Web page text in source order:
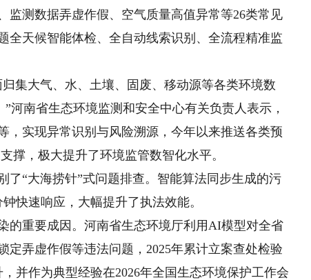
监测数据弄虚作假、空气质量高值异常等26类常见
全天候智能体检、全自动线索识别、全流程精准监
大气、水、土壤、固废、移动源等各类环境数
河南省生态环境监测和安全中心有关负责人表示，
，实现异常识别与风险溯源，今年以来推送各类预
撑，极大提升了环境监管数智化水平。
“大海捞针”式问题排查。智能算法同步生成的污
快速响应，大幅提升了执法效能。
重要成因。河南省生态环境厅利用AI模型对全省
弄虚作假等违法问题，2025年累计立案查处检验
并作为典型经验在2026年全国生态环境保护工作会